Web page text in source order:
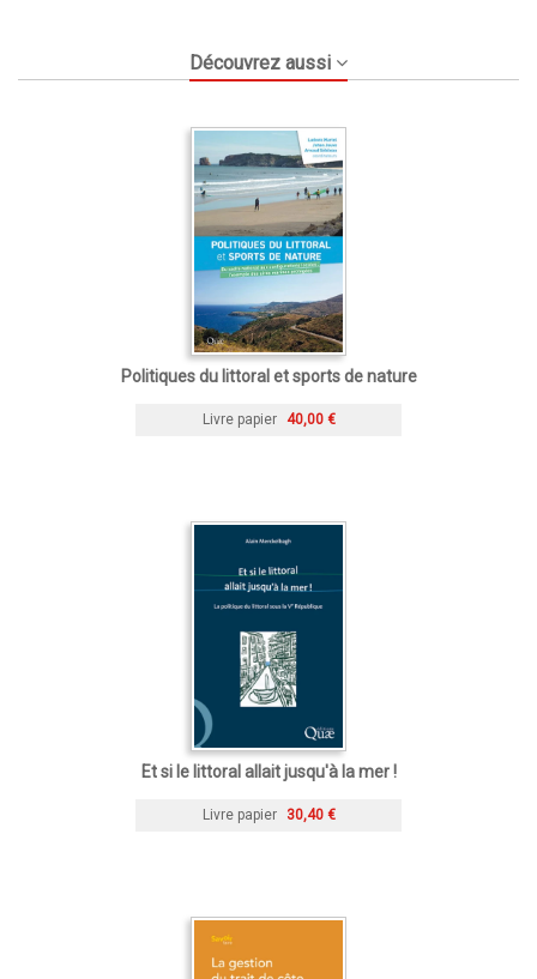
Découvrez aussi
Politiques du littoral et sports de nature
Livre papier 40,00 €
Et si le littoral allait jusqu'à la mer !
Livre papier 30,40 €